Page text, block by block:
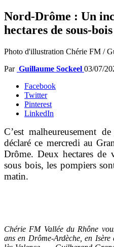
Nord-Drôme : Un
hectares de sous-bois
Photo d'illustration Chérie FM /
Par Guillaume Sockeel 03/07/
Facebook
Twitter
Pinterest
LinkedIn
C’est malheureusement
déclaré ce mercredi au
Drôme. Deux hectares de
sous bois, les pompiers
matin.
Chérie FM Vallée du Rhône
ans en Drôme-Ardèche, en